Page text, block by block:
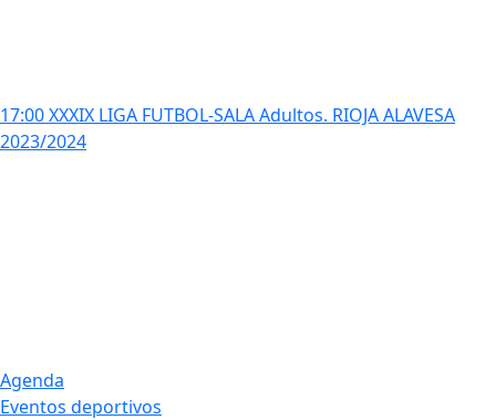
17:00 XXXIX LIGA FUTBOL-SALA Adultos. RIOJA ALAVESA
2023/2024
Agenda
Eventos deportivos